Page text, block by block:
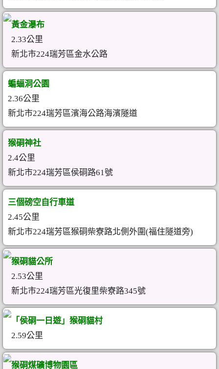
黃金瀑布
2.33公里
新北市224瑞芳區金水公路
蝙蝠洞公園
2.36公里
新北市224瑞芳區濱海公路海濱隧道
猴硐神社
2.4公里
新北市224瑞芳區侯硐路61號
三個磅空自行車道
2.45公里
新北市224瑞芳區猴硐柴寮路北側外圍(福住隧道旁)
猴硐貓公所
2.53公里
新北市224瑞芳區光復里柴寮路345號
「侯硐一日遊」猴硐貓村
2.59公里
猴硐煤礦博物園區